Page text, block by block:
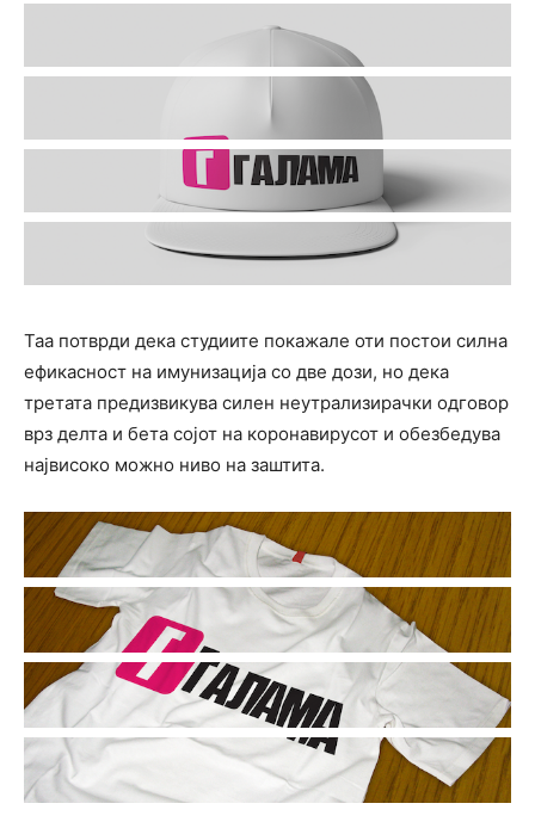
Таа потврди дека студиите покажале оти постои силна
ефикасност на имунизација со две дози, но дека
третата предизвикува силен неутрализирачки одговор
врз делта и бета сојот на коронавирусот и обезбедува
највисоко можно ниво на заштита.